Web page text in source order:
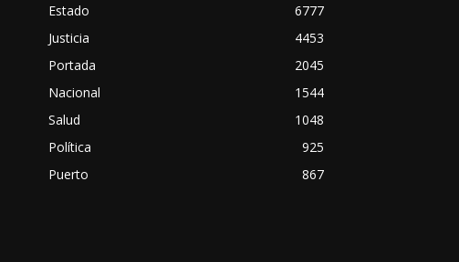
Estado
6777
Justicia
4453
Portada
2045
Nacional
1544
Salud
1048
Política
925
Puerto
867